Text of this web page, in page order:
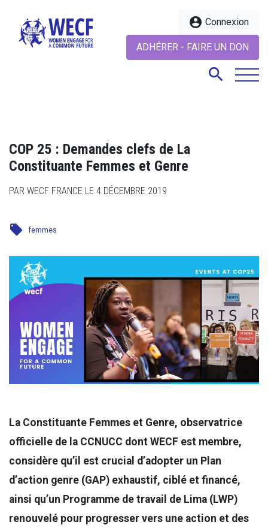
account_circle Connexion
ADHÉRER - FAIRE UN DON
search
COP 25 : Demandes clefs de La
Constituante Femmes et Genre
PAR WECF FRANCE LE 4 DÉCEMBRE 2019
local_offer femmes
La Constituante Femmes et Genre, observatrice
officielle de la CCNUCC dont WECF est membre,
considère qu’il est crucial d’adopter un Plan
d’action genre (GAP) exhaustif, ciblé et financé,
ainsi qu’un Programme de travail de Lima (LWP)
renouvelé pour progresser vers une action et des